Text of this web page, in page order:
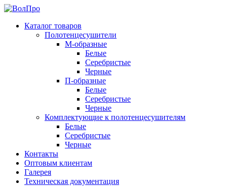
Каталог товаров
Полотенцесушители
М-образные
Белые
Серебристые
Черные
П-образные
Белые
Серебристые
Черные
Комплектующие к полотенцесушителям
Белые
Серебристые
Черные
Контакты
Оптовым клиентам
Галерея
Техническая документация